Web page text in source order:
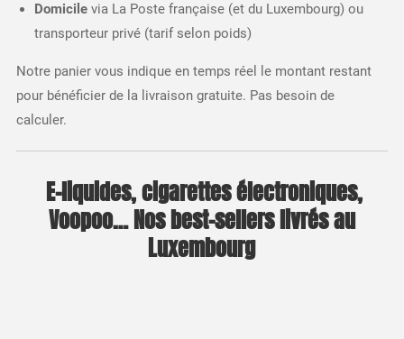
Domicilevia La Poste française (et du Luxembourg) ou
transporteur privé (tarif selon poids)
Notre panier vous indique en temps réel le montant restant
pour bénéficier de la livraison gratuite. Pas besoin de
calculer.
️ E-liquides, cigarettes électroniques,
Voopoo… Nos best-sellers livrés au
Luxembourg